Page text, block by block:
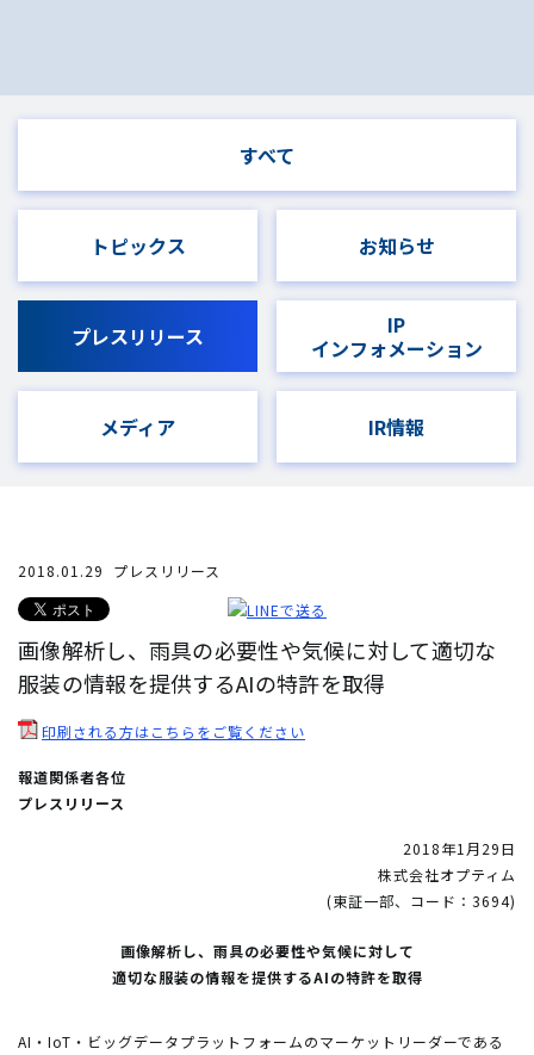
すべて
トピックス お知らせ
プレスリリース
IP
インフォメーション
メディア IR情報
2018.01.29 プレスリリース
画像解析し、雨具の必要性や気候に対して適切な
服装の情報を提供するAIの特許を取得
印刷される方はこちらをご覧ください
報道関係者各位
プレスリリース
2018年1月29日
株式会社オプティム
(東証一部、コード：3694)
画像解析し、雨具の必要性や気候に対して
適切な服装の情報を提供するAIの特許を取得
AI・IoT・ビッグデータプラットフォームのマーケットリーダーである